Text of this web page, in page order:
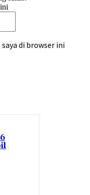
di browser ini